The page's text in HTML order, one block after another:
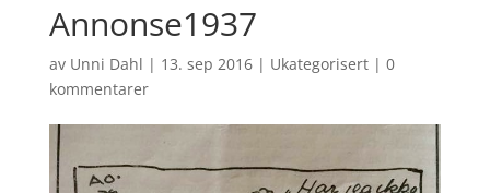
Annonse1937
av Unni Dahl | 13. sep 2016| Ukategorisert| 0
kommentarer